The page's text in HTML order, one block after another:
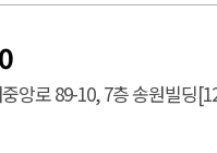
앙로 89-10, 7층 송원빌딩